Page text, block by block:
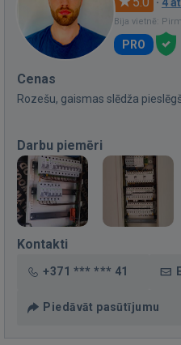
Bija vietnē:
PRO
Cenas
Rozešu, gaismas slēdža
Darbu piemēri
Kontakti
+371 *** *** 41
Piedāvāt pasūtījumu